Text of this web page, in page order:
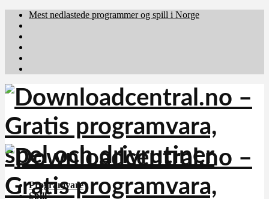
Mest nedlastede programmer og spill i Norge
Programvare
Spill